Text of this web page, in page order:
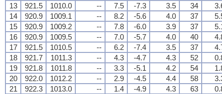
13
921.5 1010.0 -- 7.5 -7.3 3.5 34
14
920.9 1009.1 -- 8.2 -5.6 4.0 37
15
920.9 1009.2 -- 7.8 -6.0 3.9 37
16
920.9 1009.5 -- 7.0 -5.7 4.0 40
17
921.5 1010.5 -- 6.2 -7.4 3.5 37
18
921.7 1011.3 -- 4.3 -4.7 4.3 52
19
921.8 1011.8 -- 3.3 -5.1 4.2 54
20
922.0 1012.2 -- 2.9 -4.5 4.4 58
21
922.3 1013.0 -- 1.4 -4.9 4.3 63